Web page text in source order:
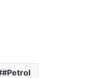
#Petrol